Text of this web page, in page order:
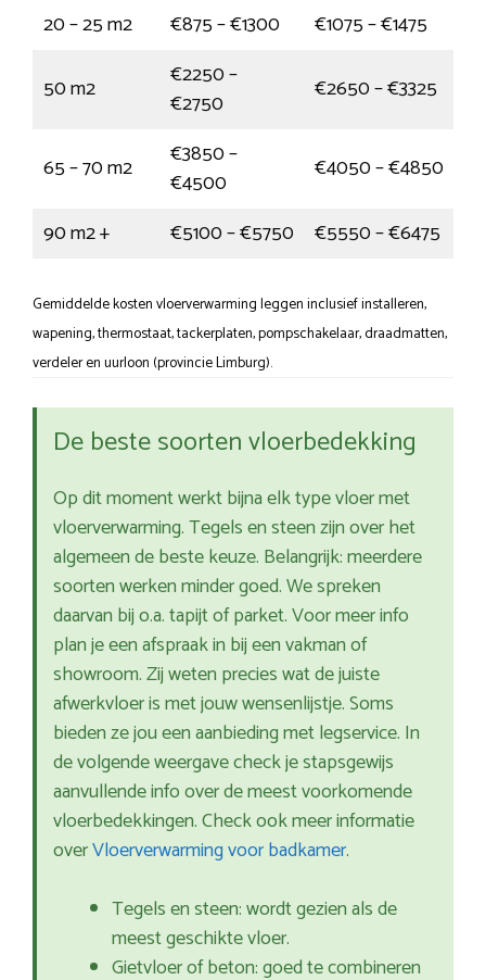
20 – 25 m2
€875 – €1300
€1075 – €1475
50 m2
€2250 –
€2750
€2650 – €3325
65 – 70 m2
€3850 –
€4500
€4050 – €4850
90 m2 +
€5100 – €5750 €5550 – €6475
Gemiddelde kosten vloerverwarming leggen inclusief installeren,
wapening, thermostaat, tackerplaten, pompschakelaar, draadmatten,
verdeler en uurloon (provincie Limburg).
De beste soorten vloerbedekking
Op dit moment werkt bijna elk type vloer met
vloerverwarming. Tegels en steen zijn over het
algemeen de beste keuze. Belangrijk: meerdere
soorten werken minder goed. We spreken
daarvan bij o.a. tapijt of parket. Voor meer info
plan je een afspraak in bij een vakman of
showroom. Zij weten precies wat de juiste
afwerkvloer is met jouw wensenlijstje. Soms
bieden ze jou een aanbieding met legservice. In
de volgende weergave check je stapsgewijs
aanvullende info over de meest voorkomende
vloerbedekkingen. Check ook meer informatie
overVloerverwarming voor badkamer.
Tegels en steen: wordt gezien als de
meest geschikte vloer.
Gietvloer of beton: goed te combineren